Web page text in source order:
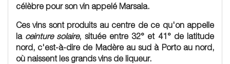
célèbre pour son vin appelé Marsala.
Ces vins sont produits au centre de ce qu'on appelle
la ceinture solaire, située entre 32° et 41° de latitude
nord, c'est-à-dire de Madère au sud à Porto au nord,
où naissent les grands vins de liqueur.